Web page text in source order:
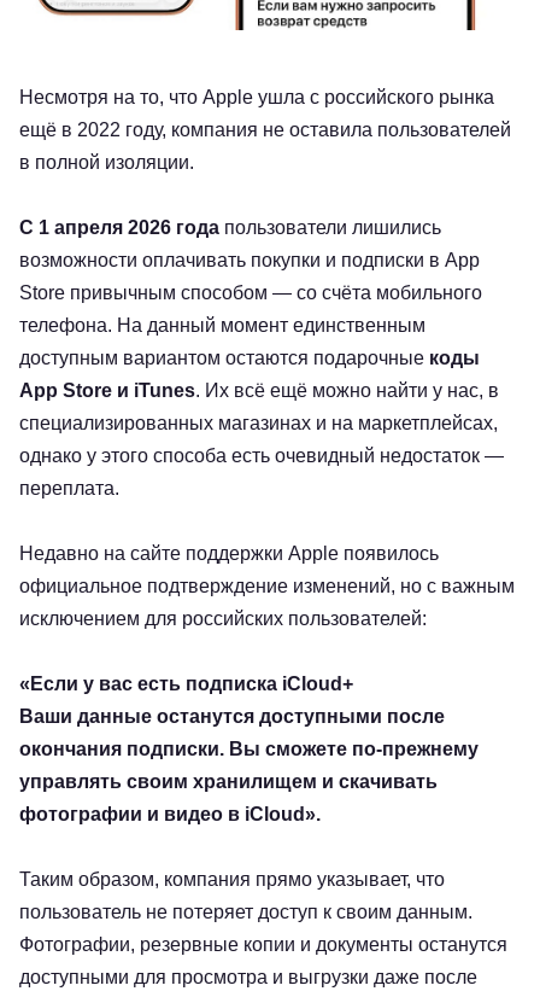
Несмотря на то, что Apple ушла с российского рынка
ещё в 2022 году, компания не оставила пользователей
в полной изоляции.
С 1 апреля 2026 года пользователи лишились
возможности оплачивать покупки и подписки в App
Store привычным способом — со счёта мобильного
телефона. На данный момент единственным
доступным вариантом остаются подарочные коды
App Store и iTunes. Их всё ещё можно найти у нас, в
специализированных магазинах и на маркетплейсах,
однако у этого способа есть очевидный недостаток —
переплата.
Недавно на сайте поддержки Apple появилось
официальное подтверждение изменений, но с важным
исключением для российских пользователей:
«Если у вас есть подписка iCloud+
Ваши данные останутся доступными после
окончания подписки. Вы сможете по-прежнему
управлять своим хранилищем и скачивать
фотографии и видео в iCloud».
Таким образом, компания прямо указывает, что
пользователь не потеряет доступ к своим данным.
Фотографии, резервные копии и документы останутся
доступными для просмотра и выгрузки даже после